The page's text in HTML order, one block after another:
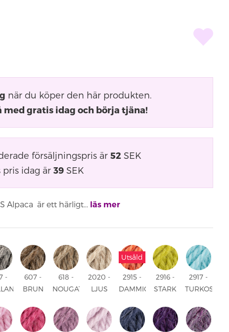
när du köper den här produkten.
med gratis idag och börja tjäna!
försäljningspris är52 SEK
pris idag är39 SEK
Alpaca är ett härligt... läs mer
-
607 -
BRUN
618 -
NOUGAT
2020 -
LJUS
MIX
Utsåld
2915 -
DAMMIG
UNI
2916 -
STARK
UNI
2917 -
TURKOS